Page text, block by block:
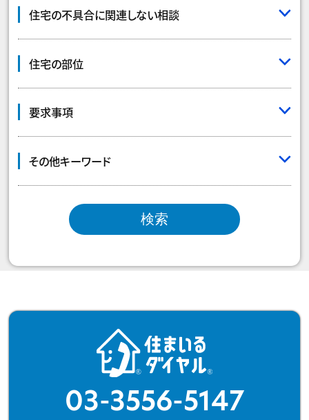
住宅の不具合に関連しない相談
住宅の部位
要求事項
その他キーワード
検索
03-3556-5147